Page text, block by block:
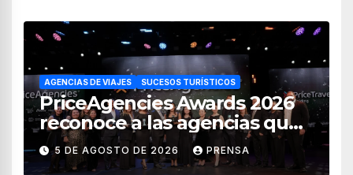
AGENCIAS DE VIAJES SUCESOS TURÍSTICOS
PriceAgencies Awards 2026
reconoce a las agencias que
impulsan el crecimiento del
turismo en México
5 DE AGOSTO DE 2026 PRENSA